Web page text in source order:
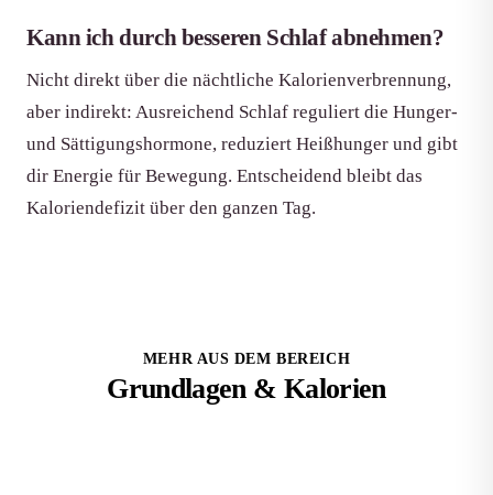
Kann ich durch besseren Schlaf abnehmen?
Nicht direkt über die nächtliche Kalorienverbrennung,
aber indirekt: Ausreichend Schlaf reguliert die Hunger-
und Sättigungshormone, reduziert Heißhunger und gibt
dir Energie für Bewegung. Entscheidend bleibt das
Kaloriendefizit über den ganzen Tag.
MEHR AUS DEM BEREICH
Grundlagen & Kalorien